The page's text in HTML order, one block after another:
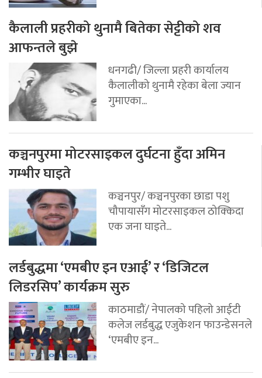
कैलाली प्रहरीको थुनामै बितेका सेट्टीको शव
आफन्तले बुझे
धनगढी/ जिल्ला प्रहरी कार्यालय
कैलालीको थुनामै रहेका बेला ज्यान
गुमाएका...
कञ्चनपुरमा मोटरसाइकल दुर्घटना हुँदा अमिन
गम्भीर घाइते
कञ्चनपुर/ कञ्चनपुरका छाडा पशु
चौपायासँग मोटरसाइकल ठोक्किदा
एक जना घाइते...
लर्डबुद्धमा ‘एमबीए इन एआई’ र ‘डिजिटल
लिडरसिप’ कार्यक्रम सुरु
काठमाडौं/ नेपालको पहिलो आईटी
कलेज लर्डबुद्ध एजुकेशन फाउन्डेसनले
‘एमबीए इन...